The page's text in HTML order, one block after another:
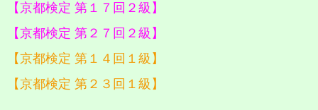
【京都検定 第１７回２級】
【京都検定 第２７回２級】
【京都検定 第１４回１級】
【京都検定 第２３回１級】